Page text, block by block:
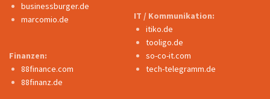
businessburger.de
marcomio.de
Finanzen:
88finance.com
88finanz.de
IT / Kommunikation:
itiko.de
tooligo.de
so-co-it.com
tech-telegramm.de